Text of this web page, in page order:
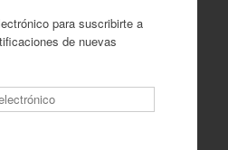
para suscribirte a
de nuevas